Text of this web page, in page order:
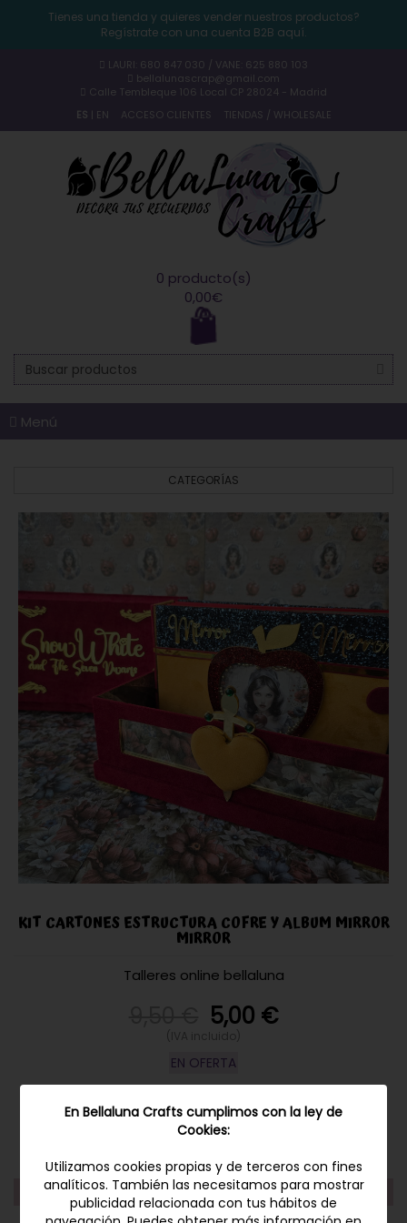
Tienes una tienda y quieres vender nuestros productos?
Regístrate con una cuenta B2B aquí.
LAURI: 680 847 030 / VANE: 625 880 103
bellalunascrap@gmail.com
Calle Tembleque 106 Local CP 28024 - Madrid
ES | EN ACCESO CLIENTES TIENDAS / WHOLESALE
0 producto(s)
0,00€
Menú
CATEGORÍAS
KIT CARTONES ESTRUCTURA COFRE Y ALBUM MIRROR
MIRROR
Talleres online bellaluna
5,00 €
(IVA incluido)
EN OFERTA
¡Comprando este producto ganas1puntos!
AÑADIR A LA CESTA
En Bellaluna Crafts cumplimos con la ley de
Cookies:
Utilizamos cookies propias y de terceros con fines
analíticos. También las necesitamos para mostrar
publicidad relacionada con tus hábitos de